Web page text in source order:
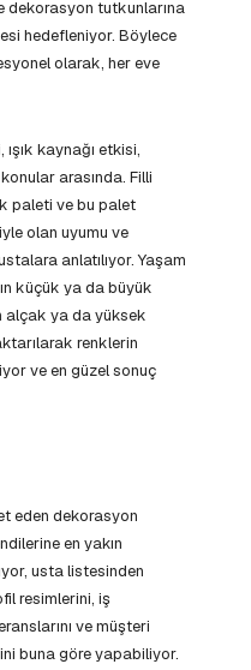
dekorasyon tutkunlarına
hedefleniyor. Böylece
olarak, her eve
kaynağı etkisi,
arasında. Filli
paleti ve bu palet
olan uyumu ve
anlatılıyor. Yaşam
küçük ya da büyük
alçak ya da yüksek
renklerin
ve en güzel sonuç
eden dekorasyon
en yakın
usta listesinden
resimlerini, iş
ve müşteri
buna göre yapabiliyor.